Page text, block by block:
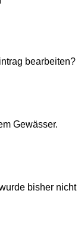
bearbeiten?
Gewässer.
bisher nicht